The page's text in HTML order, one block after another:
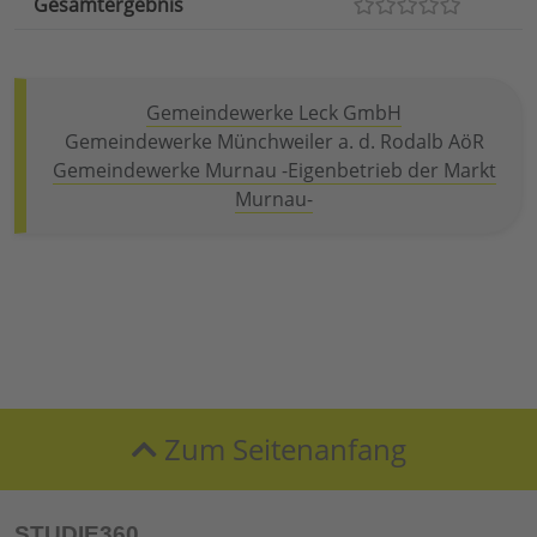
Gemeindewerke Leck GmbH
Gemeindewerke Münchweiler a. d. Rodalb AöR
Gemeindewerke Murnau -Eigenbetrieb der Markt
Murnau-
Zum Seitenanfang